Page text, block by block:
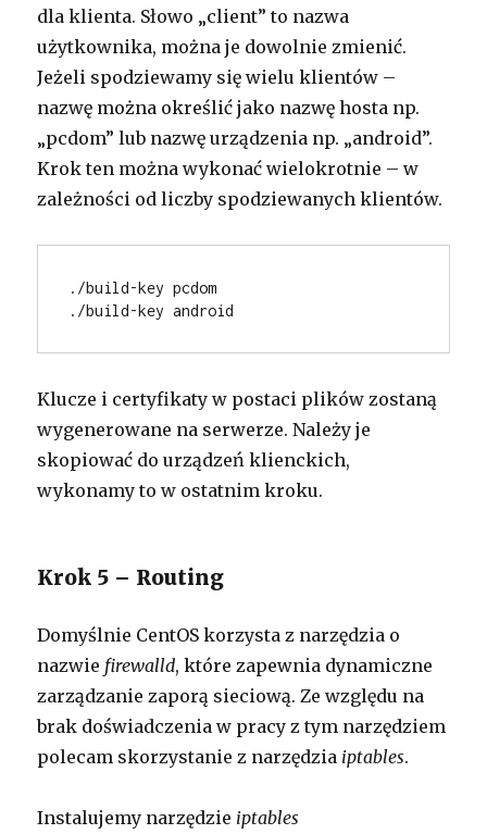
dla klienta. Słowo „client” to nazwa
użytkownika, można je dowolnie zmienić.
Jeżeli spodziewamy się wielu klientów –
nazwę można określić jako nazwę hosta np.
„pcdom” lub nazwę urządzenia np. „android”.
Krok ten można wykonać wielokrotnie – w
zależności od liczby spodziewanych klientów.
./build-key pcdom
./build-key android
Klucze i certyfikaty w postaci plików zostaną
wygenerowane na serwerze. Należy je
skopiować do urządzeń klienckich,
wykonamy to w ostatnim kroku.
Krok 5 – Routing
Domyślnie CentOS korzysta z narzędzia o
nazwie firewalld, które zapewnia dynamiczne
zarządzanie zaporą sieciową. Ze względu na
brak doświadczenia w pracy z tym narzędziem
polecam skorzystanie z narzędzia iptables.
Instalujemy narzędzie iptables